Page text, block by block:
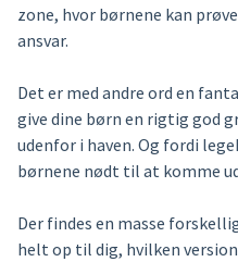
zone, hvor børnene kan
ansvar.
Det er med andre ord en
give dine børn en rigtig god
udenfor i haven. Og fordi
børnene nødt til at komme
Der findes en masse
helt op til dig, hvilken